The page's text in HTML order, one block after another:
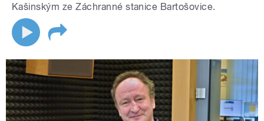
Kašinským ze Záchranné stanice Bartošovice.